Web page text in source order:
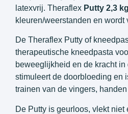
latexvrij. Theraflex Putty 2,3 kg
kleuren/weerstanden en wordt
De Theraflex Putty of
therapeutische kneedpasta
beweeglijkheid en de kracht
stimuleert de doorbloeding en
trainen van de vingers,
De Putty is geurloos, vlekt niet